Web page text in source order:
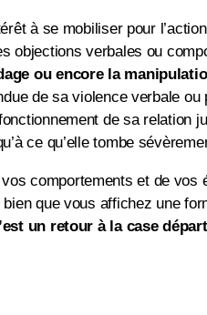
à se mobiliser pour
objections verbales ou
ou encore la
de sa violence verbale
de sa relation
ce qu’elle tombe
comportements et de
que vous affichez une
un retour à la case